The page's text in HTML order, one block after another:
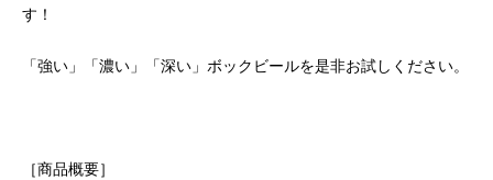
す！
「強い」「濃い」「深い」ボックビールを是非お試しください。
［商品概要］